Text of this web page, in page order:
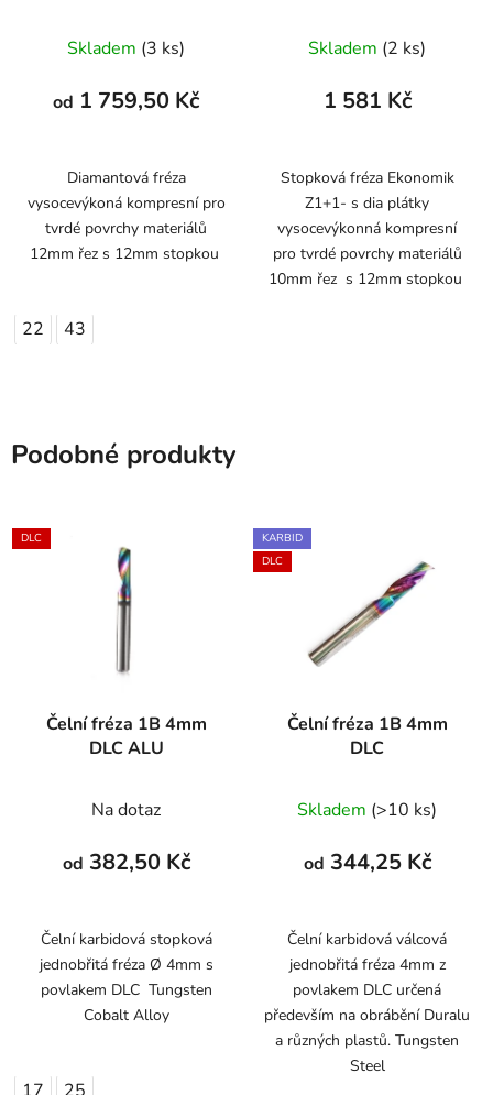
Skladem (3 ks)
od 1 759,50 Kč
Diamantová fréza
vysocevýkoná kompresní pro
tvrdé povrchy materiálů
12mm řez s 12mm stopkou
22 43
Skladem (2 ks)
1 581 Kč
Stopková fréza Ekonomik
Z1+1- s dia plátky
vysocevýkonná kompresní
pro tvrdé povrchy materiálů
10mm řez s 12mm stopkou
Podobné produkty
DLC
Čelní fréza 1B 4mm
DLC ALU
Na dotaz
od 382,50 Kč
Čelní karbidová stopková
jednobřitá fréza Ø 4mm s
povlakem DLC Tungsten
Cobalt Alloy
KARBID
DLC
Čelní fréza 1B 4mm
DLC
Skladem (>10 ks)
od 344,25 Kč
Čelní karbidová válcová
jednobřitá fréza 4mm z
povlakem DLC určená
především na obrábění Duralu
a různých plastů. Tungsten
Steel